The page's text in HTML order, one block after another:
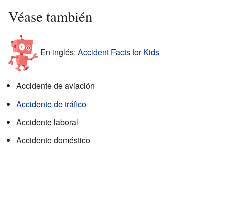
Véase también
En inglés: Accident Facts for Kids
Accidente de aviación
Accidente de tráfico
Accidente laboral
Accidente doméstico